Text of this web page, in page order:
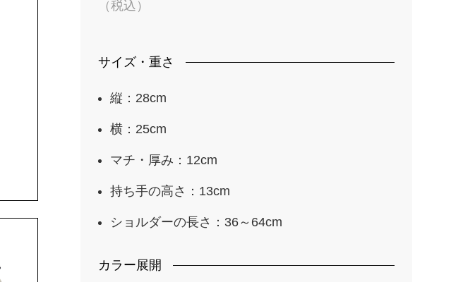
（税込）
サイズ・重さ
縦：28cm
横：25cm
マチ・厚み：12cm
持ち手の高さ：13cm
ショルダーの長さ：36～64cm
カラー展開